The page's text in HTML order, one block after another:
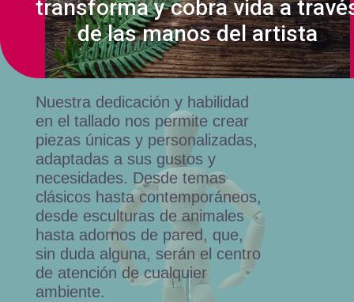
transforma y cobra vida a
de las manos del artista
Nuestra dedicación y habilidad
en el tallado nos permite crear
piezas únicas y personalizadas,
adaptadas a sus gustos y
necesidades. Desde temas
clásicos hasta contemporáneos,
desde esculturas de animales
hasta adornos de pared, que,
sin duda alguna, serán el centro
de atención de cualquier
ambiente.